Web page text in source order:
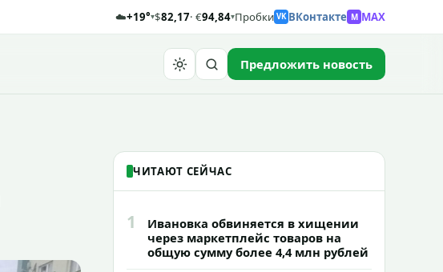
☁️+19°▾$82,17· €94,84▾Пробки VK ВКонтакте M MAX
Предложить новость
ЧИТАЮТ СЕЙЧАС
1
Ивановка обвиняется в хищении
через маркетплейс товаров на
общую сумму более 4,4 млн рублей